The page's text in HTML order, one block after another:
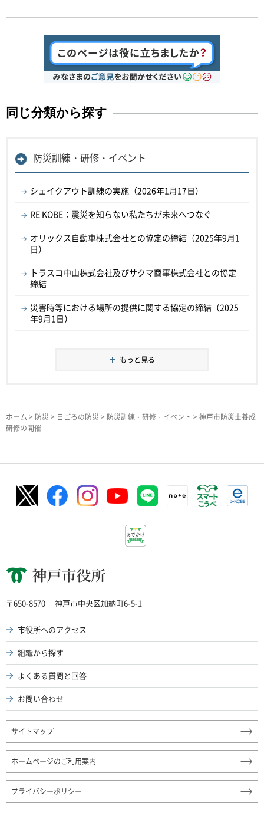
同じ分類から探す
防災訓練・研修・イベント
シェイクアウト訓練の実施（2026年1月17日）
RE KOBE：震災を知らない私たちが未来へつなぐ
オリックス自動車株式会社との協定の締結（2025年9月1
日）
トラスコ中山株式会社及びサクマ商事株式会社との協定
締結
災害時等における場所の提供に関する協定の締結（2025
年9月1日）
もっと見る
ホーム > 防災 > 日ごろの防災 > 防災訓練・研修・イベント > 神戸市防災士養成
研修の開催
神戸市役所
〒650-8570 神戸市中央区加納町6-5-1
市役所へのアクセス
組織から探す
よくある質問と回答
お問い合わせ
サイトマップ
ホームページのご利用案内
プライバシーポリシー